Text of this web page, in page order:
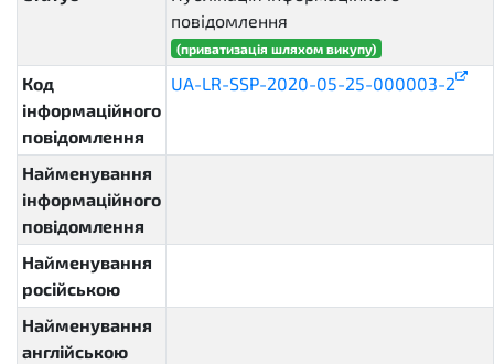
повідомлення
(приватизація шляхом викупу)
Код
інформаційного
повідомлення
UA-LR-SSP-2020-05-25-000003-2
Найменування
інформаційного
повідомлення
Найменування
російською
Найменування
англійською